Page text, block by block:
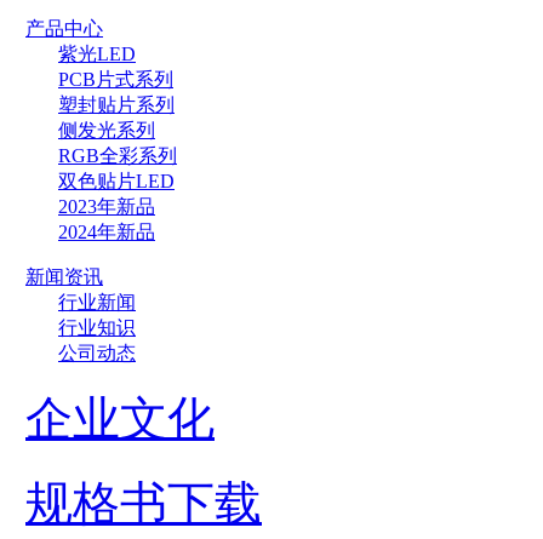
产品中心
紫光LED
PCB片式系列
塑封贴片系列
侧发光系列
RGB全彩系列
双色贴片LED
2023年新品
2024年新品
新闻资讯
行业新闻
行业知识
公司动态
企业文化
规格书下载